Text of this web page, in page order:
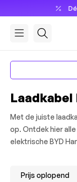
Laadkabel
Met de juiste
op. Ontdek hier
elektrische BYD